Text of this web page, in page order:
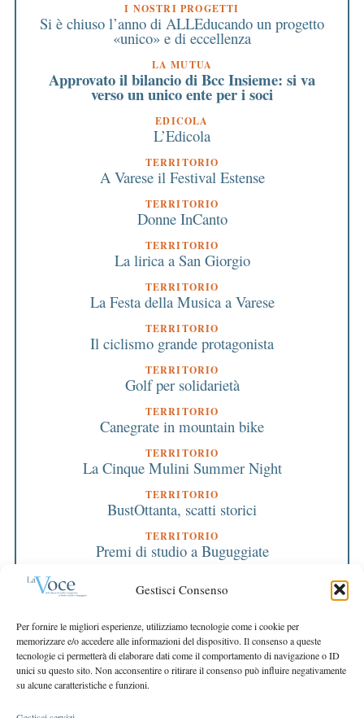
Gestisci Consenso
Per fornire le migliori esperienze, utilizziamo tecnologie come i cookie per
memorizzare e/o accedere alle informazioni del dispositivo. Il consenso a queste
tecnologie ci permetterà di elaborare dati come il comportamento di navigazione o ID
unici su questo sito. Non acconsentire o ritirare il consenso può influire negativamente
su alcune caratteristiche e funzioni.
I NOSTRI PROGETTI
Si è chiuso l’anno di ALLEducando un progetto
«unico» e di eccellenza
LA MUTUA
Approvato il bilancio di Bcc Insieme: si va
verso un unico ente per i soci
EDICOLA
L’Edicola
TERRITORIO
A Varese il Festival Estense
TERRITORIO
Donne InCanto
TERRITORIO
La lirica a San Giorgio
TERRITORIO
La Festa della Musica a Varese
TERRITORIO
Il ciclismo grande protagonista
TERRITORIO
Golf per solidarietà
TERRITORIO
Canegrate in mountain bike
TERRITORIO
La Cinque Mulini Summer Night
TERRITORIO
BustOttanta, scatti storici
TERRITORIO
Premi di studio a Buguggiate
Le borse del Liceo Crespi
“Giù la maschera” in mostra a Legnano
ASSOCIAZIONE CCR
Mostre e nuove iniziative, riparte il CCR